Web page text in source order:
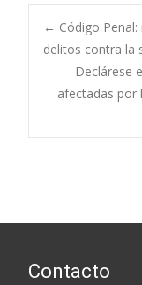
← Código
delitos contra la
Declárese
afectadas por
Contacto